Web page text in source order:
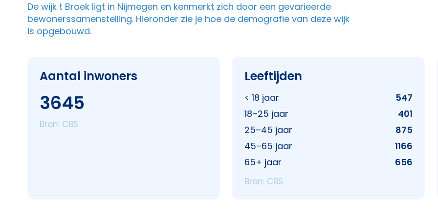
De wijk t Broek ligt in Nijmegen en kenmerkt zich door een gevarieerde
bewonerssamenstelling. Hieronder zie je hoe de demografie van deze wijk
is opgebouwd.
Aantal inwoners
3645
Bron: CBS
Leeftijden
< 18 jaar
547
18–25 jaar
401
25–45 jaar
875
45–65 jaar
1166
65+ jaar
656
Bron: CBS